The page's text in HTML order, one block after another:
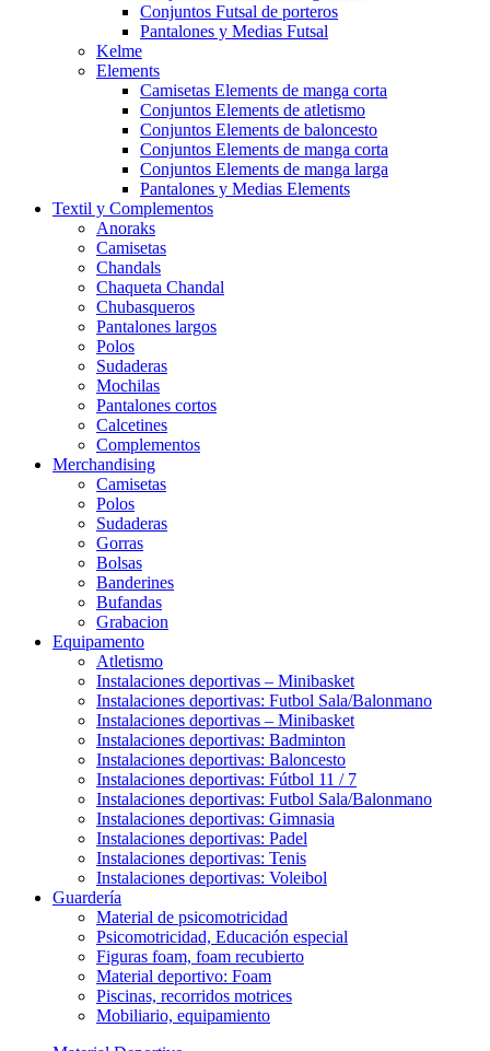
Conjuntos Futsal de porteros
Pantalones y Medias Futsal
Kelme
Elements
Camisetas Elements de manga corta
Conjuntos Elements de atletismo
Conjuntos Elements de baloncesto
Conjuntos Elements de manga corta
Conjuntos Elements de manga larga
Pantalones y Medias Elements
Textil y Complementos
Anoraks
Camisetas
Chandals
Chaqueta Chandal
Chubasqueros
Pantalones largos
Polos
Sudaderas
Mochilas
Pantalones cortos
Calcetines
Complementos
Merchandising
Camisetas
Polos
Sudaderas
Gorras
Bolsas
Banderines
Bufandas
Grabacion
Equipamento
Atletismo
Instalaciones deportivas – Minibasket
Instalaciones deportivas: Futbol Sala/Balonmano
Instalaciones deportivas – Minibasket
Instalaciones deportivas: Badminton
Instalaciones deportivas: Baloncesto
Instalaciones deportivas: Fútbol 11 / 7
Instalaciones deportivas: Futbol Sala/Balonmano
Instalaciones deportivas: Gimnasia
Instalaciones deportivas: Padel
Instalaciones deportivas: Tenis
Instalaciones deportivas: Voleibol
Guardería
Material de psicomotricidad
Psicomotricidad, Educación especial
Figuras foam, foam recubierto
Material deportivo: Foam
Piscinas, recorridos motrices
Mobiliario, equipamiento